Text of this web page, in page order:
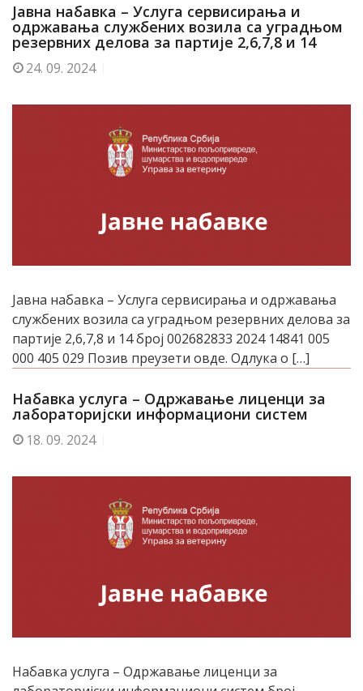
Јавна набавка – Услуга сервисирања и
одржавања службених возила са уградњом
резервних делова за партије 2,6,7,8 и 14
24. 09. 2024
Јавна набавка – Услуга сервисирања и одржавања
службених возила са уградњом резервних делова за
партије 2,6,7,8 и 14 број 002682833 2024 14841 005
000 405 029 Позив преузети овде. Одлука о […]
Набавка услуга – Одржавање лиценци за
лабораторијски информациони систем
18. 09. 2024
Набавка услуга – Одржавање лиценци за